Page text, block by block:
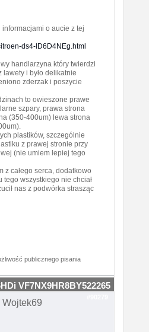
o aucie z tej
ds4-ID6D4NEg.html
handlarzyna który twierdzi
lawety i było delikatnie
zderzak i poszycie
to owieszone prawe
szpary, prawa strona
(350-400um) lewa strona
plastików, szczególnie
z prawej stronie przy
(nie umiem lepiej tego
z całego serca, dodatkowo
wszystkiego nie chciał
nas z podwórka strasząc
publicznego pisania
VF7NX9HR8BY522265
Wojtek69